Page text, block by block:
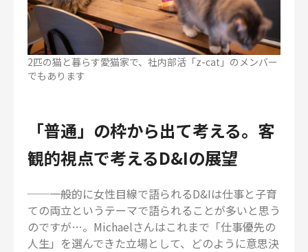
2匹の猫と暮らす愛猫家で、社内部活「z-cat」のメンバー
でもあります
「普通」の枠から出て考える。客
観的視点で考えるD&Iの展望
──一般的に女性目線で語られるD&Iは仕事と子育
ての両立というテーマで語られることが多いと思う
のですが…。Michaelさんはこれまで「仕事優先の
人生」を選んできた立場として、どのように意思決